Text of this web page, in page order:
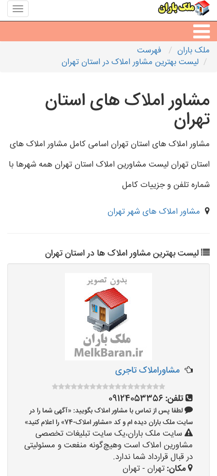
منوی
باران
مشاورین املاک
مشاور املاک شهرها
ملک باران
فهرست
لیست بهترین مشاور املاک در استان تهران
مشاور املاک های استان
تهران
مشاور املاک های استان تهران اسامی کامل مشاور املاک های
استان تهران لیست مشاورین املاک استان تهران همه شهرها با
شماره تلفن و جزییات کامل
مشاور املاک های شهر تهران
لیست بهترین مشاور املاک ها در استان تهران
مشاوراملاک تاجری
تلفن: 09124053356
لطفا پس از تماس با مشاور املاک بگویید: «آگهی شما را در
سایت ملک باران دیده ام و کد «مشاور املاک-74» را اعلام کنید»
سایت ملک باران،یک سایت تبلیغات تخصصی
مشاورین املاک است وهیچ‌گونه منفعت و مسئولیتی
در قبال قرارداد شما ندارد.
مکان:تهران - تهران